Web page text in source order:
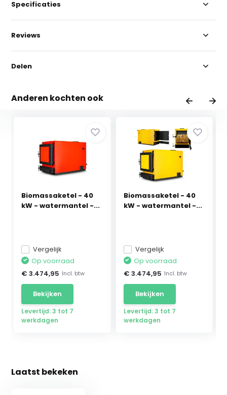
Specificaties
Reviews
Delen
Anderen kochten ook
Biomassaketel - 40
kW - watermantel -...
Vergelijk
Op voorraad
€ 3.474,95 Incl. btw
Bekijken
Levertijd: 3 tot 7
werkdagen
Biomassaketel - 40
kW - watermantel -...
Vergelijk
Op voorraad
€ 3.474,95 Incl. btw
Bekijken
Levertijd: 3 tot 7
werkdagen
Laatst bekeken